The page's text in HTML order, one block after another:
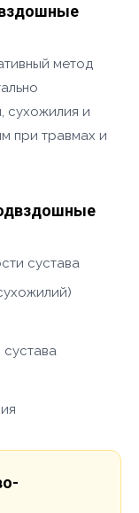
метод
сухожилия и
при травмах и
сустава